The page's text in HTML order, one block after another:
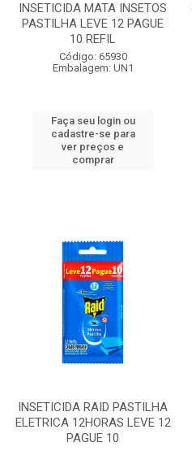
INSETICIDA MATA INSETOS
PASTILHA LEVE 12 PAGUE
10 REFIL
Código: 65930
Embalagem: UN1
Faça seu login ou
cadastre-se para
ver preços e
comprar
INSETICIDA RAID PASTILHA
ELETRICA 12HORAS LEVE 12
PAGUE 10